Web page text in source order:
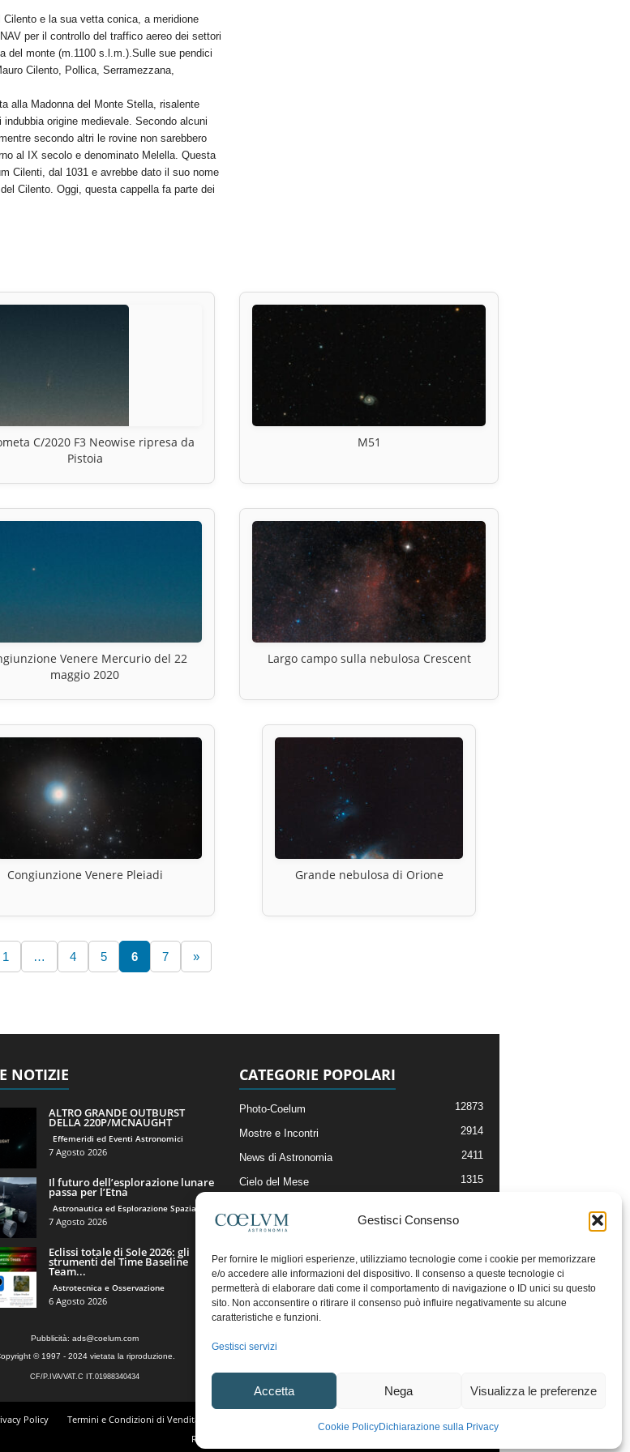
Gestisci Consenso
Per fornire le migliori esperienze, utilizziamo tecnologie come i cookie per memorizzare
e/o accedere alle informazioni del dispositivo. Il consenso a queste tecnologie ci
permetterà di elaborare dati come il comportamento di navigazione o ID unici su questo
sito. Non acconsentire o ritirare il consenso può influire negativamente su alcune
caratteristiche e funzioni.
Gestisci servizi
Accetta Nega Visualizza le preferenze
Cookie PolicyDichiarazione sulla Privacy
e la sua vetta conica, a meridione
per il controllo del traffico aereo dei settori
del monte (m.1100 s.l.m.).Sulle sue pendici
Cilento, Pollica, Serramezzana,
alla Madonna del Monte Stella, risalente
origine medievale. Secondo alcuni
secondo altri le rovine non sarebbero
al IX secolo e denominato Melella. Questa
Cilenti, dal 1031 e avrebbe dato il suo nome
Cilento. Oggi, questa cappella fa parte dei
C/2020 F3 Neowise ripresa da
Pistoia
M51
Venere Mercurio del 22
maggio 2020
Largo campo sulla nebulosa Crescent
Congiunzione Venere Pleiadi Grande nebulosa di Orione
1 … 4 5 6 7 »
NOTIZIE
ALTRO GRANDE OUTBURST
DELLA 220P/MCNAUGHT
Effemeridi ed Eventi Astronomici
7 Agosto 2026
Il futuro dell’esplorazione lunare
passa per l’Etna
Astronautica ed Esplorazione Spaziale
7 Agosto 2026
Eclissi totale di Sole 2026: gli
strumenti del Time Baseline
Team...
Astrotecnica e Osservazione
6 Agosto 2026
CATEGORIE POPOLARI
Photo-Coelum 12873
Mostre e Incontri 2914
News di Astronomia 2411
Cielo del Mese 1315
Articoli e Risorse On-Line
Il Blog della Redazione
Pubblicità: ads@coelum.com
© 1997 - 2024 vietata la riproduzione.
CF/P.IVA/VAT.C IT.01988340434
Policy Termini e Condizioni di Vendita
Regolamento Community e Aree di Discussione